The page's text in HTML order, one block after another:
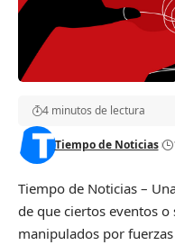
Tiempo de Noticias
4 minutos de lectura
Tiempo de Noticias –
de que ciertos eventos
manipulados por